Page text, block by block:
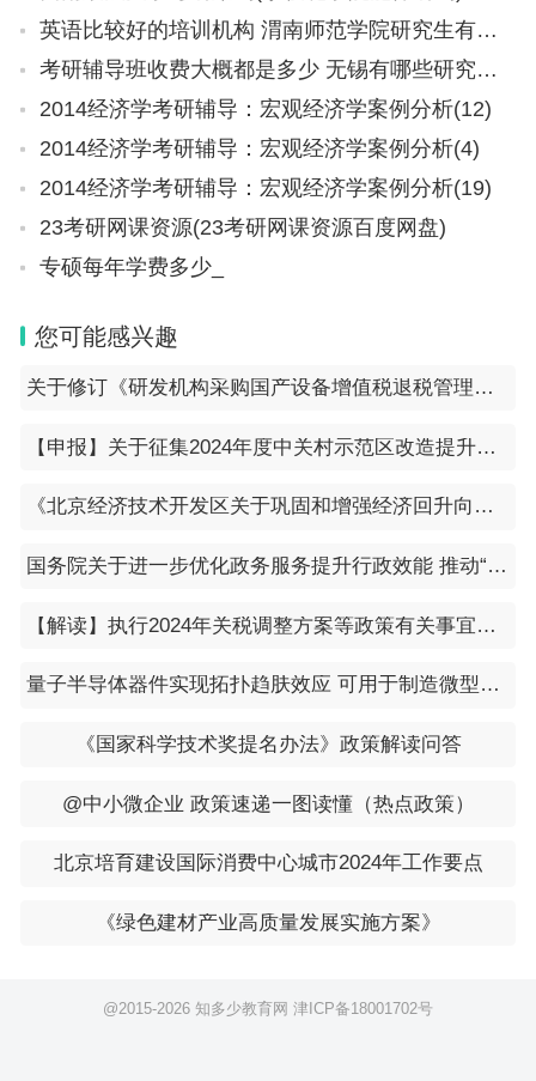
英语比较好的培训机构 渭南师范学院研究生有哪些专业
考研辅导班收费大概都是多少 无锡有哪些研究生院
2014经济学考研辅导：宏观经济学案例分析(12)
2014经济学考研辅导：宏观经济学案例分析(4)
2014经济学考研辅导：宏观经济学案例分析(19)
23考研网课资源(23考研网课资源百度网盘)
专硕每年学费多少_
您可能感兴趣
关于修订《研发机构采购国产设备增值税退税管理办法》的公告（国家税务总局公告2023年第20号）
【申报】关于征集2024年度中关村示范区改造提升存量空间资金支持项目的通知
《北京经济技术开发区关于巩固和增强经济回升向好态势的若干措施》
国务院关于进一步优化政务服务提升行政效能 推动“高效办成一件事”的指导意见（国发〔2024〕3号）
【解读】执行2024年关税调整方案等政策有关事宜公告的解读
量子半导体器件实现拓扑趋肤效应 可用于制造微型高精度传感器和放大器
《国家科学技术奖提名办法》政策解读问答
@中小微企业 政策速递一图读懂（热点政策）
北京培育建设国际消费中心城市2024年工作要点
《绿色建材产业高质量发展实施方案》
@2015-2026 知多少教育网 津ICP备18001702号